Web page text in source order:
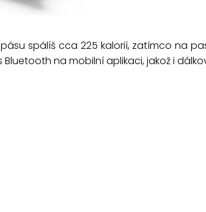
spálíš cca 225 kalorií, zatímco na
na mobilní aplikaci, jakož i